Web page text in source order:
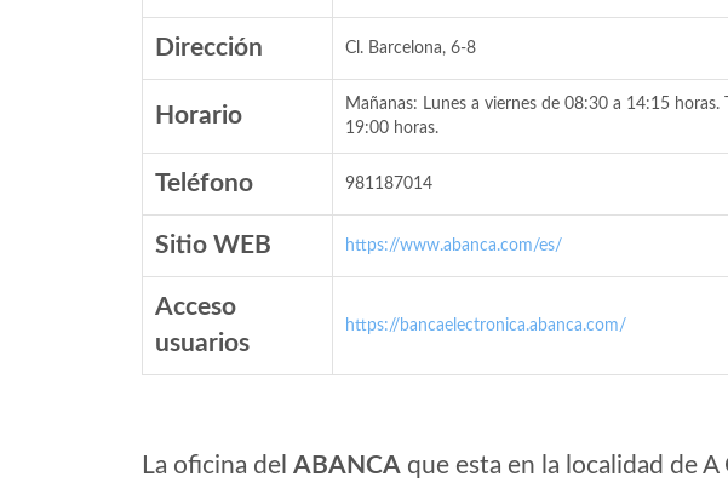
Dirección Cl. Barcelona, 6-8
Horario
Mañanas: Lunes a viernes de 08:30 a 14:15 horas.
19:00 horas.
Teléfono 981187014
Sitio WEB https://www.abanca.com/es/
Acceso
usuarios
https://bancaelectronica.abanca.com/
La oficina del ABANCA que esta en la localidad de